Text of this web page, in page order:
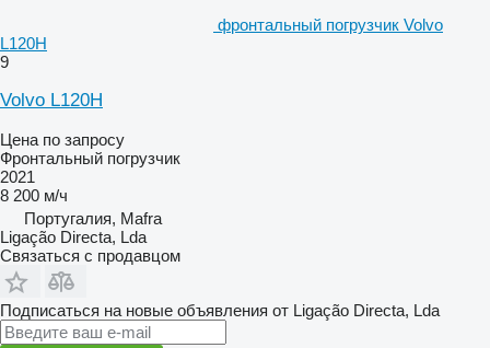
фронтальный погрузчик Volvo
L120H
9
Volvo L120H
Цена по запросу
Фронтальный погрузчик
2021
8 200 м/ч
Португалия, Mafra
Ligação Directa, Lda
Связаться с продавцом
Подписаться на новые объявления от Ligação Directa, Lda